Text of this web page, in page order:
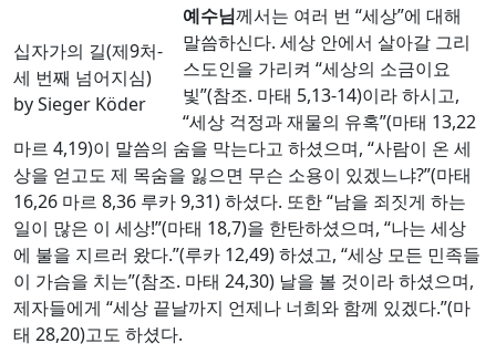
십자가의 길(제9처-
세 번째 넘어지심)
by Sieger Köder
예수님께서는 여러 번 “세상”에 대해
말씀하신다. 세상 안에서 살아갈 그리
스도인을 가리켜 “세상의 소금이요
빛”(참조. 마태 5,13-14)이라 하시고,
“세상 걱정과 재물의 유혹”(마태 13,22
마르 4,19)이 말씀의 숨을 막는다고 하셨으며, “사람이 온 세
상을 얻고도 제 목숨을 잃으면 무슨 소용이 있겠느냐?”(마태
16,26 마르 8,36 루카 9,31) 하셨다. 또한 “남을 죄짓게 하는
일이 많은 이 세상!”(마태 18,7)을 한탄하셨으며, “나는 세상
에 불을 지르러 왔다.”(루카 12,49) 하셨고, “세상 모든 민족들
이 가슴을 치는”(참조. 마태 24,30) 날을 볼 것이라 하셨으며,
제자들에게 “세상 끝날까지 언제나 너희와 함께 있겠다.”(마
태 28,20)고도 하셨다.